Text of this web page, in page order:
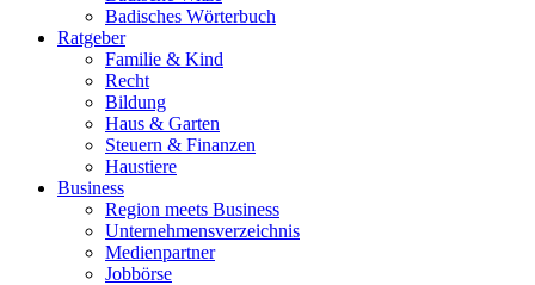
Badisches Wörterbuch
Ratgeber
Familie & Kind
Recht
Bildung
Haus & Garten
Steuern & Finanzen
Haustiere
Business
Region meets Business
Unternehmensverzeichnis
Medienpartner
Jobbörse